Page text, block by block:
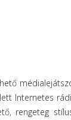
Internetes
rengeteg